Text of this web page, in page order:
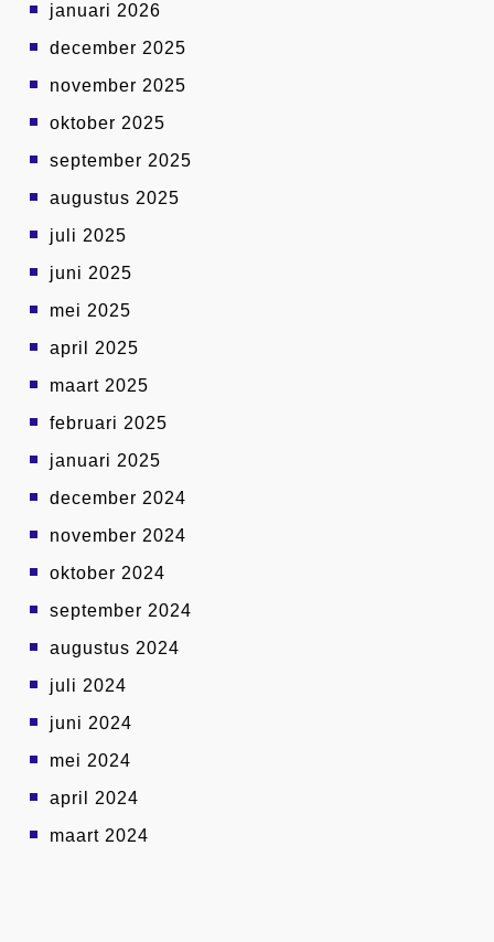
januari 2026
december 2025
november 2025
oktober 2025
september 2025
augustus 2025
juli 2025
juni 2025
mei 2025
april 2025
maart 2025
februari 2025
januari 2025
december 2024
november 2024
oktober 2024
september 2024
augustus 2024
juli 2024
juni 2024
mei 2024
april 2024
maart 2024